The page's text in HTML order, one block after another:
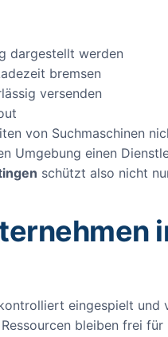
dargestellt werden
bremsen
versenden
von Suchmaschinen
Umgebung einen
schützt also nicht
eingespielt und
bleiben frei für